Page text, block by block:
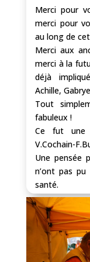
Merci pour
merci pour
au long de
Merci aux
merci à la
déjà
Achille,
Tout
fabuleux !
Ce fut une
V.Cochain-
Une pensée
n’ont pas
santé.